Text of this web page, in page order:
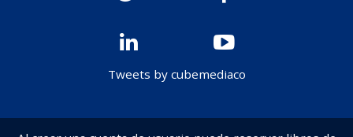
Tweets by cubemediaco